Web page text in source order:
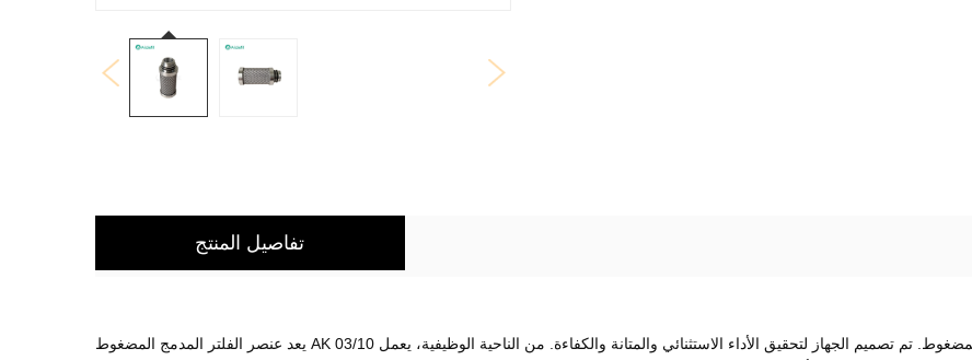
تفاصيل المنتج
يعد عنصر الفلتر المدمج المضغوط AK 03/10 حلاً عالي الفعالية لإزالة الشوائب والملوثات من أنظمة الهواء المضغوط. تم تصميم الجهاز لتحقيق الأداء الاستثنائي والمتانة والكفاءة. من الناحية الوظيفية، يعمل